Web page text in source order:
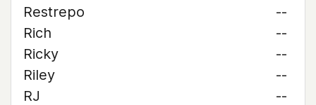
Restrepo
--
Rich
--
Ricky
--
Riley
--
RJ
--